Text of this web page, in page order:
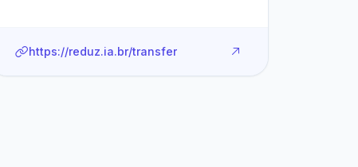
https://reduz.ia.br/transfer